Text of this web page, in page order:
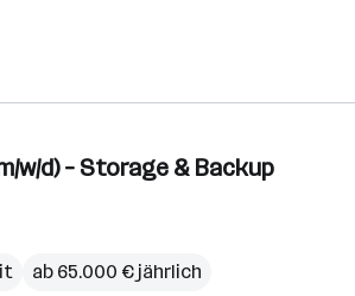
w/d) – Storage & Backup
ab 65.000 € jährlich